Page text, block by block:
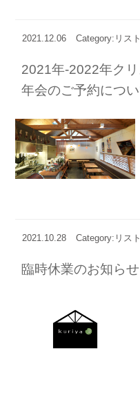
2021.12.06 Category:リス
2021年-2022年ク
年会のご予約につ
2021.10.28 Category:リス
臨時休業のお知らせ